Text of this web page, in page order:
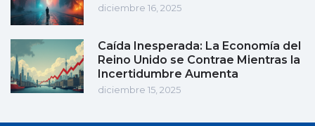
diciembre 16, 2025
Caída Inesperada: La Economía del
Reino Unido se Contrae Mientras la
Incertidumbre Aumenta
diciembre 15, 2025